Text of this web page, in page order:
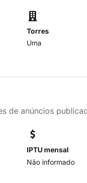
Torres
Uma
de anúncios
IPTU mensal
Não informado